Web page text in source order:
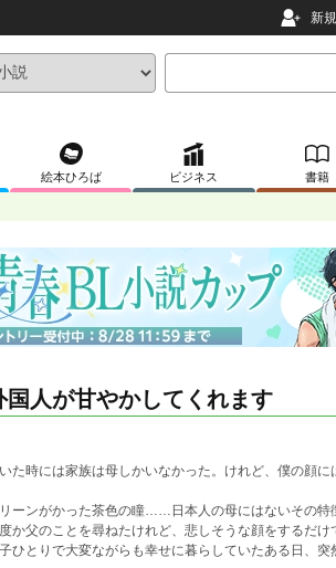
新
絵本ひろば ビジネス 書籍
人が甘やかしてくれます
た時には家族は母しかいなかった。けれど、僕の顔
ーンがかった茶色の瞳……日本人の母にはないその特
か父のことを尋ねたけれど、悲しそうな顔をするだ
ひとりで大変ながらも幸せに暮らしていたある日、